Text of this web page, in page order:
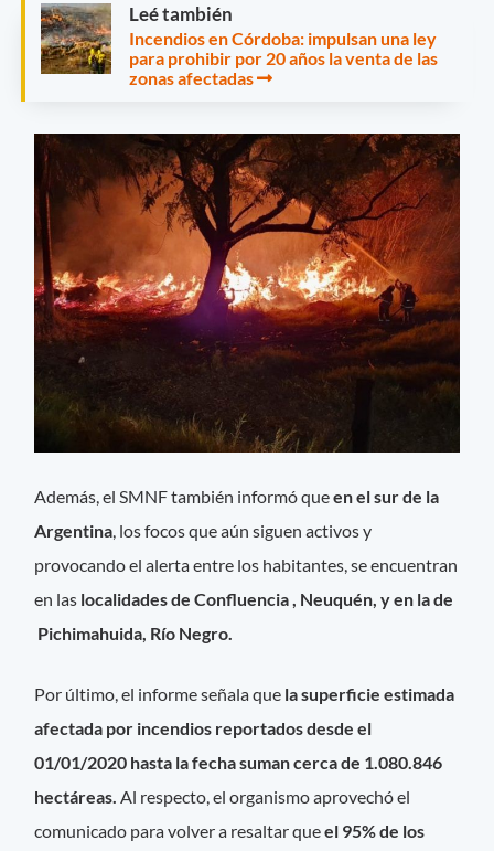
Leé también
Incendios en Córdoba: impulsan una ley
para prohibir por 20 años la venta de las
zonas afectadas
Además, el SMNF también informó queen el sur de la
Argentina, los focos que aún siguen activos y
provocando el alerta entre los habitantes, se encuentran
en las localidades de Confluencia , Neuquén, y en la de
Pichimahuida, Río Negro.
Por último, el informe señala que la superficie estimada
afectada por incendios reportados desde el
01/01/2020 hasta la fecha suman cerca de 1.080.846
hectáreas. Al respecto, el organismo aprovechó el
comunicado para volver a resaltar queel 95% de los